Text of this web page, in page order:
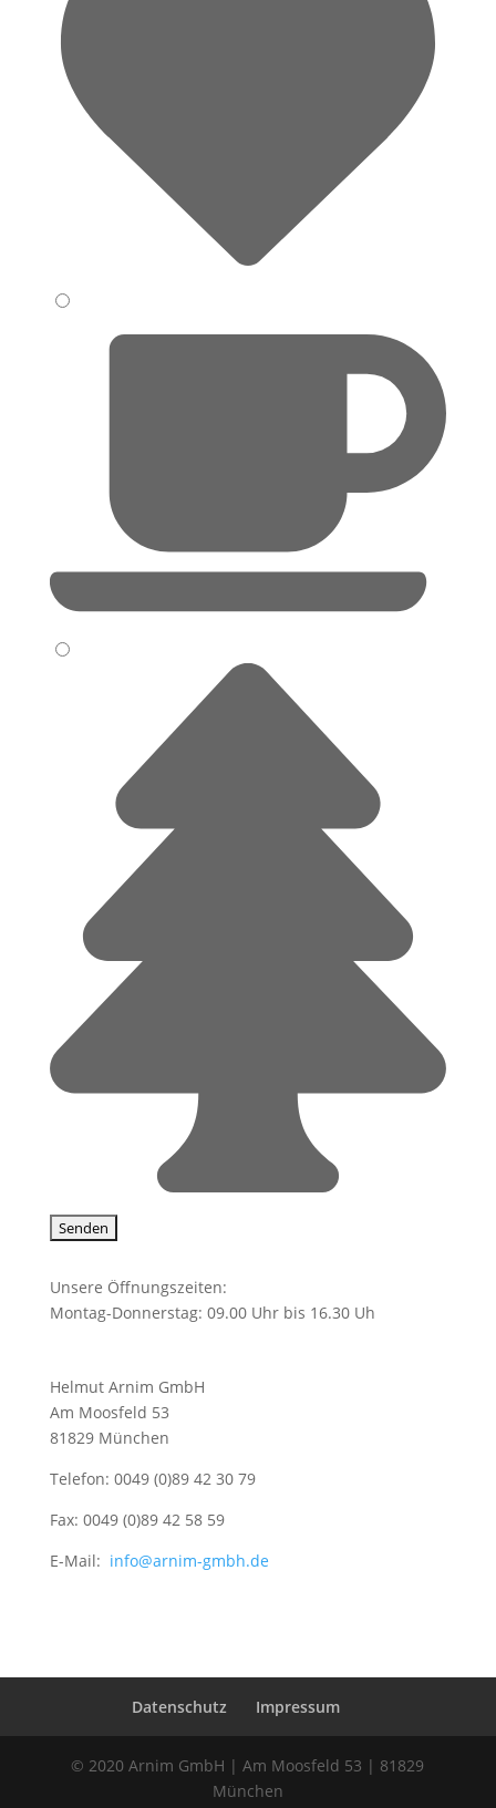
Unsere Öffnungszeiten:
Montag-Donnerstag: 09.00 Uhr bis 16.30 Uh
Helmut Arnim GmbH
Am Moosfeld 53
81829 München
Telefon: 0049 (0)89 42 30 79
Fax: 0049 (0)89 42 58 59
E-Mail: info@arnim-gmbh.de
Datenschutz Impressum
© 2020 Arnim GmbH | Am Moosfeld 53 | 81829
München